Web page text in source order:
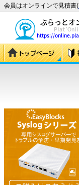
会員はオンラインで見積書(